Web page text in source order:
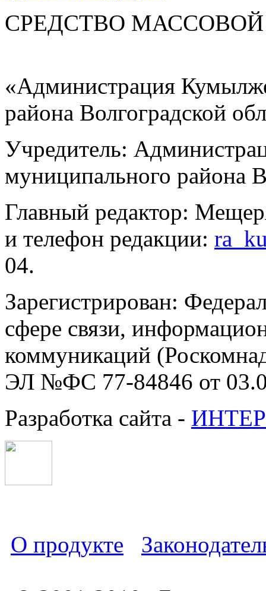
СРЕДСТВО
«Администрация
района Волгоградской
Учредитель:
муниципального района
Главный редактор:
и телефон редакции:
04.
Зарегистрирован:
сфере связи,
коммуникаций
ЭЛ №ФС 77-84846 от
Разработка сайта -
О продукте